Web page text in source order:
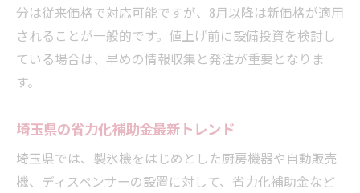
分は従来価格で対応可能ですが、8月以降は新価格が適用
されることが一般的です。値上げ前に設備投資を検討し
ている場合は、早めの情報収集と発注が重要となりま
す。
埼玉県の省力化補助金最新トレンド
埼玉県では、製氷機をはじめとした厨房機器や自動販売
機、ディスペンサーの設置に対して、省力化補助金など